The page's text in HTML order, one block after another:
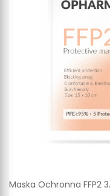
Maska Ochronna FFP2